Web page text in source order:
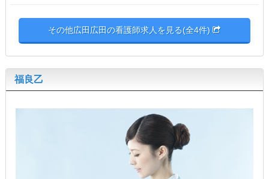
その他広田広田の看護師求人を見る(全4件)
福良乙